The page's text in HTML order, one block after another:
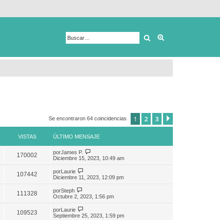
Buscar
Se encontraron 64 coincidencias 1 2 3
VISTAS ÚLTIMO MENSAJE
170002 porJames P.
Diciembre 15, 2023, 10:49 am
107442 porLaurie
Diciembre 11, 2023, 12:09 pm
111328 porSteph
Octubre 2, 2023, 1:56 pm
109523 porLaurie
Septiembre 25, 2023, 1:59 pm